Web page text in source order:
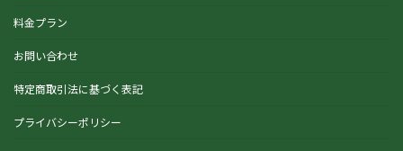
料金プラン
お問い合わせ
特定商取引法に基づく表記
プライバシーポリシー